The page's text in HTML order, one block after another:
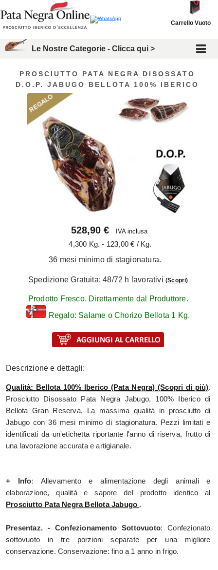
Carrello Vuoto
Le Nostre Categorie - Clicca qui >
PROSCIUTTO PATA NEGRA DISOSSATO
D.O.P. JABUGO BELLOTA 100% IBERICO
528,90 € IVA inclusa
4,300 Kg. - 123,00 € / Kg.
36 mesi minimo di stagionatura.
Spedizione Gratuita: 48/72 h lavorativi (Scopri)
Prodotto Fresco. Direttamente dal Produttore.
Regalo: Salame o Chorizo Bellota 1 Kg.
Descrizione e dettagli:
Qualità: Bellota 100% Iberico (Pata Negra) (Scopri di più).
Prosciutto Disossato Pata Negra Jabugo, 100% Iberico di
Bellota Gran Reserva. La massima qualità in prosciutto di
Jabugo con 36 mesi minimo di stagionatura. Pezzi limitati e
identificati da un'etichetta riportante l'anno di riserva, frutto di
una lavorazione accurata e artigianale.
+ Info: Allevamento e alimentazione degli animali e
elaborazione, qualità e sapore del prodotto identico al
Prosciutto Pata Negra Bellota Jabugo .
Presentaz. - Confezionamento Sottovuoto: Confezionato
sottovuoto in tre porzioni separate per una migliore
conservazione. Conservazione: fino a 1 anno in frigo.